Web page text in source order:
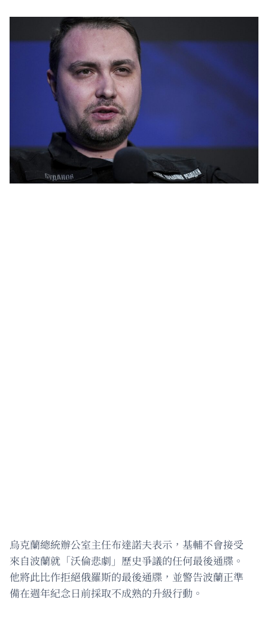
烏克蘭總統辦公室主任布達諾夫表示，基輔不會接受
來自波蘭就「沃倫悲劇」歷史爭議的任何最後通牒。
他將此比作拒絕俄羅斯的最後通牒，並警告波蘭正準
備在週年紀念日前採取不成熟的升級行動。